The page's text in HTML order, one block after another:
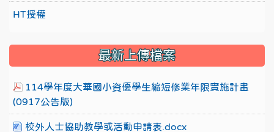
HT授權
最新上傳檔案
114學年度大華國小資優學生縮短修業年限實施計畫
(0917公告版)
校外人士協助教學或活動申請表.docx